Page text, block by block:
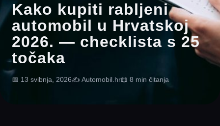
Kako kupiti rabljeni
automobil u Hrvatskoj
2026. — checklista s 25
točaka
📅 13 svibnja, 2026✍️ Automobil.hr📖 8 min čitanja